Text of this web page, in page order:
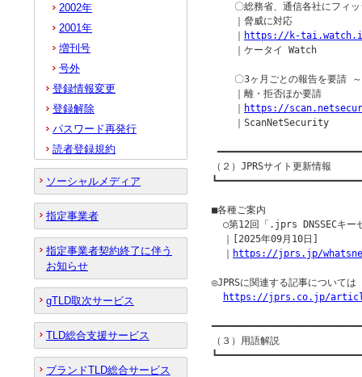
〇総務省、通信各社にフィ
    ｜脅威に対応
https://k-
    ｜ケータイ Watch
〇3ヶ月ごとの報告を要請
    ｜離・拒否ほか要請
https://
    ｜ScanNetSecurity
（２）JPRSサイト更新情報
■各種ご案内
○第12回「.jprs DNSSECキー
  ｜[2025年09月10日]
https://jprs.jp/
◎JPRSに関連する記事について
https://jprs.co.jp/
（３）用語解説
2002年
2001年
増刊号
号外
登録情報変更
登録解除
パスワード再発行
読者登録規約
ソーシャルメディア
指定事業者
指定事業者契約終了に伴う
お知らせ
gTLD取次サービス
TLD総合支援サービス
ブランドTLD総合サービス